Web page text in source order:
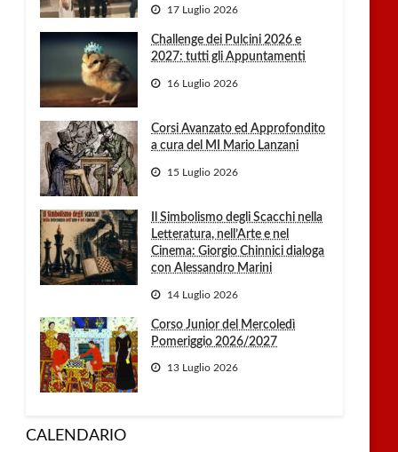
17 Luglio 2026
Challenge dei Pulcini 2026 e
2027: tutti gli Appuntamenti
16 Luglio 2026
Corsi Avanzato ed Approfondito
a cura del MI Mario Lanzani
15 Luglio 2026
Il Simbolismo degli Scacchi nella
Letteratura, nell’Arte e nel
Cinema: Giorgio Chinnici dialoga
con Alessandro Marini
14 Luglio 2026
Corso Junior del Mercoledì
Pomeriggio 2026/2027
13 Luglio 2026
CALENDARIO